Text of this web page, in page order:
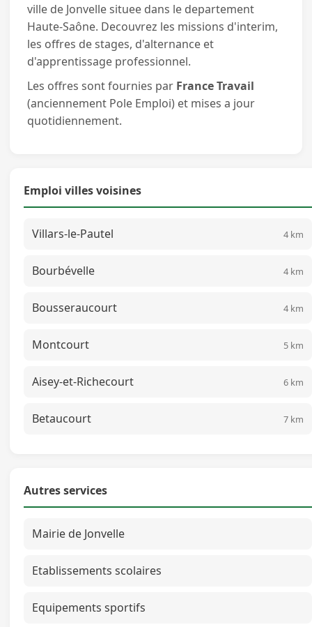
ville de Jonvelle situee dans le departement
Haute-Saône. Decouvrez les missions d'interim,
les offres de stages, d'alternance et
d'apprentissage professionnel.
Les offres sont fournies par France Travail
(anciennement Pole Emploi) et mises a jour
quotidiennement.
Emploi villes voisines
Villars-le-Pautel 4 km
Bourbévelle 4 km
Bousseraucourt 4 km
Montcourt 5 km
Aisey-et-Richecourt 6 km
Betaucourt 7 km
Autres services
Mairie de Jonvelle
Etablissements scolaires
Equipements sportifs